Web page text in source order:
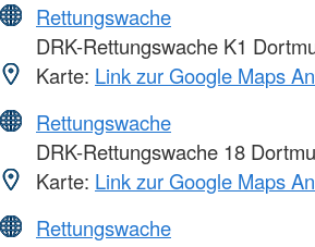
Rettungswache
DRK-Rettungswache K1
Karte: Link zur Google Maps
Rettungswache
DRK-Rettungswache 18
Karte: Link zur Google Maps
Rettungswache